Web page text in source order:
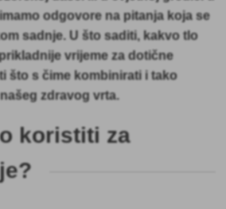
odgovore na pitanja koja se
sadnje. U što saditi, kakvo tlo
vrijeme za dotične
što s čime kombinirati i tako
zdravog vrta.
koristiti za